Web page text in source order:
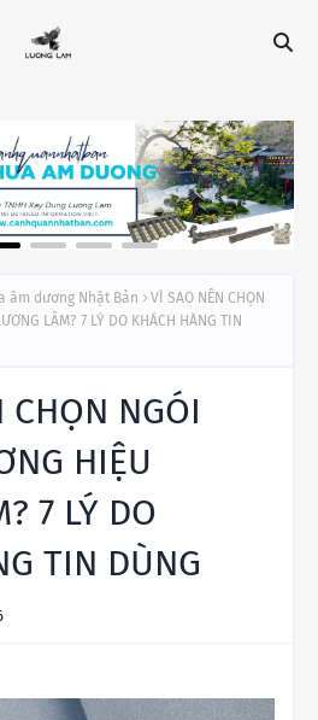
âm dương Nhật Bản
VÌ SAO NÊN CHỌN
LÂM? 7 LÝ DO KHÁCH HÀNG TIN
CHỌN NGÓI
HIỆU
7 LÝ DO
TIN DÙNG